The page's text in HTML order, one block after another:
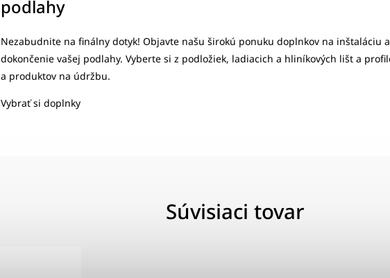
podlahy
Nezabudnite na finálny dotyk! Objavte našu širokú ponuku doplnkov na inštaláciu a
dokončenie vašej podlahy. Vyberte si z podložiek, ladiacich a hliníkových lišt a
a produktov na údržbu.
Vybrať si doplnky
Súvisiaci tovar